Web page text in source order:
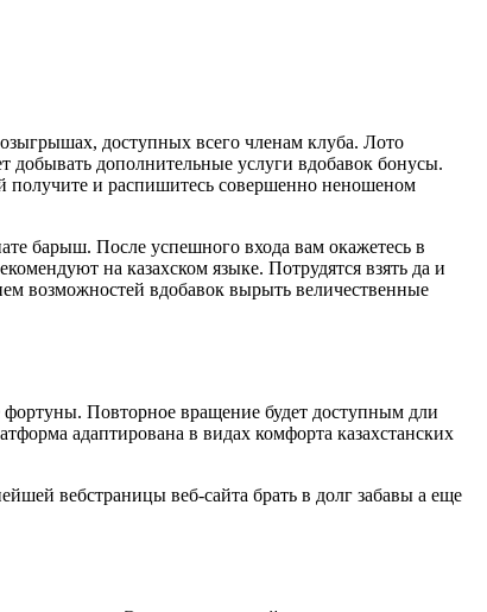
доступных всего членам клуба. Лото
добывать дополнительные услуги вдобавок бонусы.
получите и распишитесь совершенно неношеном
барыш. После успешного входа вам окажетесь в
на казахском языке. Потрудятся взять да и
возможностей вдобавок вырыть величественные
фортуны. Повторное вращение будет доступным дли
адаптирована в видах комфорта казахстанских
вебстраницы веб-сайта брать в долг забавы а еще